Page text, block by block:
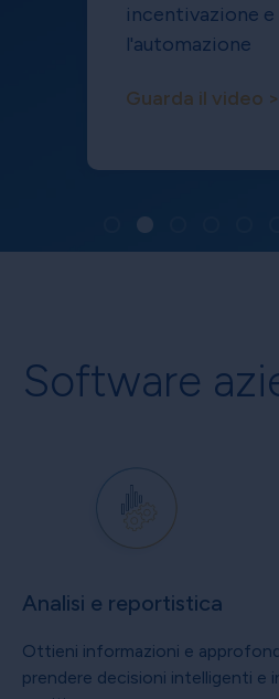
incentivazione e
l'automazione
Guarda il video >
Software
Analisi e reportistica
Ottieni informazioni e
prendere decisioni intelligenti e